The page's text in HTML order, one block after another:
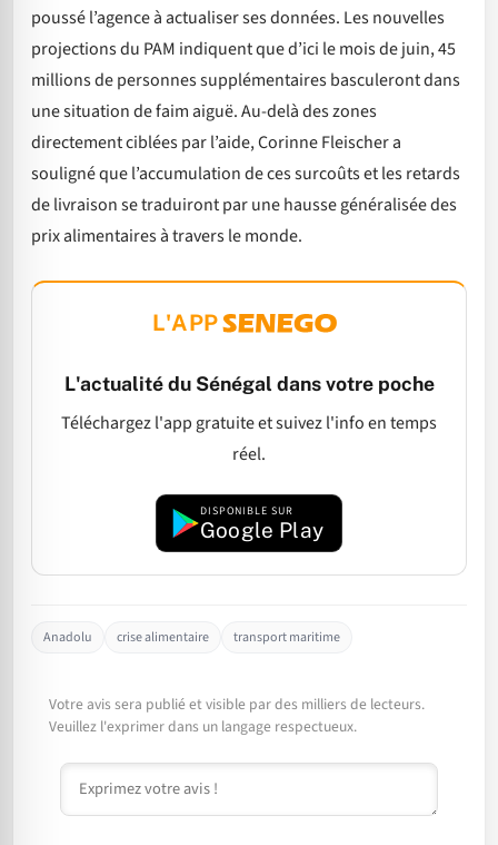
poussé l’agence à actualiser ses données. Les nouvelles
projections du PAM indiquent que d’ici le mois de juin, 45
millions de personnes supplémentaires basculeront dans
une situation de faim aiguë. Au-delà des zones
directement ciblées par l’aide, Corinne Fleischer a
souligné que l’accumulation de ces surcoûts et les retards
de livraison se traduiront par une hausse généralisée des
prix alimentaires à travers le monde.
L'APP
L'actualité du Sénégal dans votre poche
Téléchargez l'app gratuite et suivez l'info en temps
réel.
DISPONIBLE SUR
Google Play
Anadolu crise alimentaire transport maritime
Votre avis sera publié et visible par des milliers de lecteurs.
Veuillez l'exprimer dans un langage respectueux.
Commentaire